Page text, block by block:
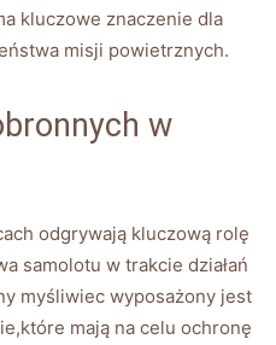
kluczowe znaczenie dla
misji powietrznych.
w
odgrywają kluczową rolę
samolotu w trakcie działań
myśliwiec wyposażony jest
mają na celu ochronę